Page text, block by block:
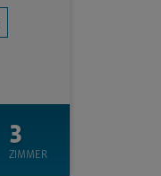
3
ZIMMER